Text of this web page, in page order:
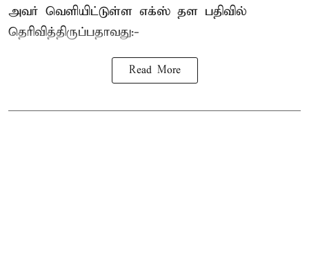
அவர் வெளியிட்டுள்ள எக்ஸ் தள பதிவில்
தெரிவித்திருப்பதாவது:-
Read More